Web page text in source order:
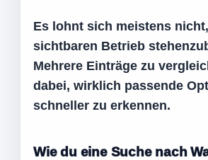
Es lohnt sich meistens
sichtbaren Betrieb
Mehrere Einträge zu
dabei, wirklich passende
schneller zu erkennen.
Wie du eine Suche nach